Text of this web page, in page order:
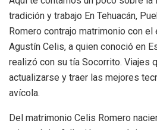
tradición y trabajo En Tehuacán,
Romero contrajo matrimonio con
Agustín Celis, a quien conoció en
realizó con su tía Socorrito. Viajes
actualizarse y traer las mejores
avícola.
Del matrimonio Celis Romero